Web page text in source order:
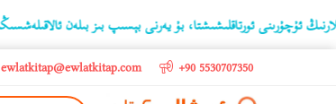
ئورتاقلىشىشتا، بۇ يەرنى بېسىپ بىز بىلەن ئالاقىلەشسىڭىز بولىدۇ
+90 5530707350
ewlatkitap@ewlatkitap.com